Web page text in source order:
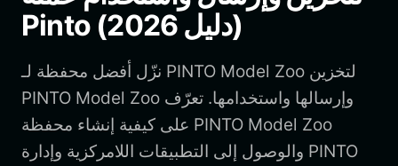
繁體中文
Português (Portugal)
ภาษาไทย
हिन्दी
Español
Português (Brasil)
Pinto (دليل 2026)
نزّل أفضل محفظة لـ PINTO Model Zoo لتخزين
PINTO Model Zoo وإرسالها واستخدامها. تعرّف
على كيفية إنشاء محفظة PINTO Model Zoo
والوصول إلى التطبيقات اللامركزية وإدارة PINTO